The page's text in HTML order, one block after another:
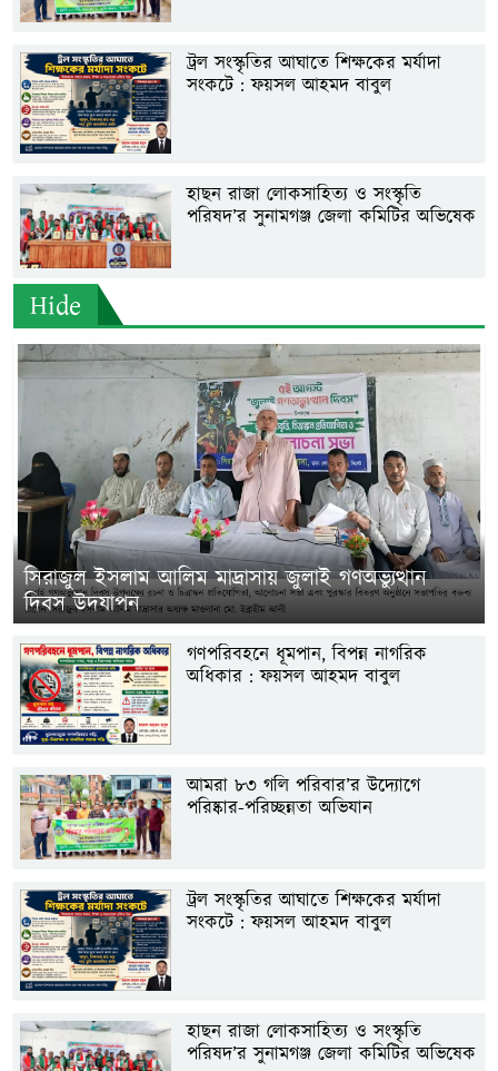
ট্রল সংস্কৃতির আঘাতে শিক্ষকের মর্যাদা
সংকটে : ফয়সল আহমদ বাবুল
হাছন রাজা লোকসাহিত্য ও সংস্কৃতি
পরিষদ’র সুনামগঞ্জ জেলা কমিটির অভিষেক
Hide
সিরাজুল ইসলাম আলিম মাদ্রাসায় জুলাই গণঅভ্যুত্থান
দিবস উদযাপন
গণপরিবহনে ধূমপান, বিপন্ন নাগরিক
অধিকার : ফয়সল আহমদ বাবুল
আমরা ৮৩ গলি পরিবার’র উদ্যোগে
পরিষ্কার-পরিচ্ছন্নতা অভিযান
ট্রল সংস্কৃতির আঘাতে শিক্ষকের মর্যাদা
সংকটে : ফয়সল আহমদ বাবুল
হাছন রাজা লোকসাহিত্য ও সংস্কৃতি
পরিষদ’র সুনামগঞ্জ জেলা কমিটির অভিষেক